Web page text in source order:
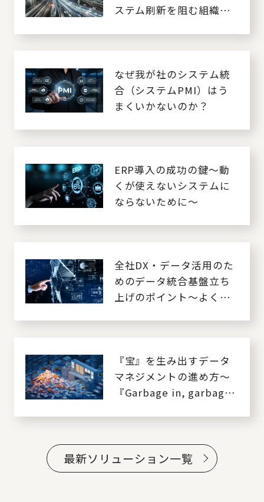
ステム刷新を阻む組織構
なぜ我が社のシステム統
合（システムPMI）はう
まくいかないのか？
ERP導入の成功の鍵～動
くが使えないシステムに
ならないために～
全社DX・データ活用のた
めのデータ統合基盤立ち
上げのポイント～よくあ
『宝』を生み出すデータ
マネジメントの進め方～
『Garbage in, garbage
最新ソリューション一覧